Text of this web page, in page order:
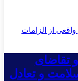
تقاضای
و تعادل